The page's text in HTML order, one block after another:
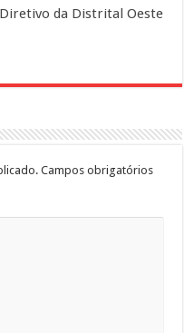
da Distrital Oeste
Campos obrigatórios